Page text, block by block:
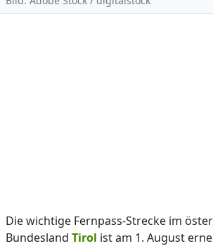
Die wichtige Fernpass-Strecke im
Bundesland Tirol ist am 1. August